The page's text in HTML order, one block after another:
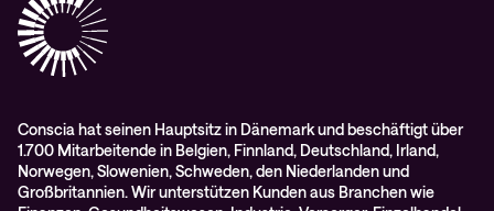
RMA-Antrag
AGB
Conscia hat seinen Hauptsitz in Dänemark und beschäftigt über
1.700 Mitarbeitende in Belgien, Finnland, Deutschland, Irland,
Norwegen, Slowenien, Schweden, den Niederlanden und
Großbritannien. Wir unterstützen Kunden aus Branchen wie